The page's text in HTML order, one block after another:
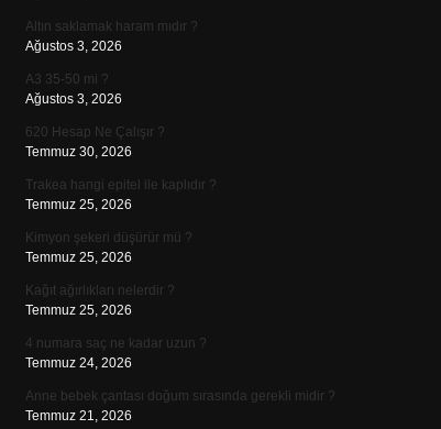
Altın saklamak haram mıdır ?
Ağustos 3, 2026
A3 35-50 mi ?
Ağustos 3, 2026
620 Hesap Ne Çalışır ?
Temmuz 30, 2026
Trakea hangi epitel ile kaplıdır ?
Temmuz 25, 2026
Kimyon şekeri düşürür mü ?
Temmuz 25, 2026
Kağıt ağırlıkları nelerdir ?
Temmuz 25, 2026
4 numara saç ne kadar uzun ?
Temmuz 24, 2026
Anne bebek çantası doğum sırasında gerekli midir ?
Temmuz 21, 2026